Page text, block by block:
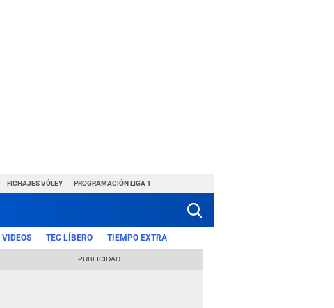
FICHAJES VÓLEY PROGRAMACIÓN LIGA 1
VIDEOS TEC LÍBERO TIEMPO EXTRA